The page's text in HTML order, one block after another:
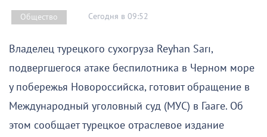
Общество Сегодня в 09:52
Владелец турецкого сухогруза Reyhan Sarı,
подвергшегося атаке беспилотника в Черном море
у побережья Новороссийска, готовит обращение в
Международный уголовный суд (МУС) в Гааге. Об
этом сообщает турецкое отраслевое издание